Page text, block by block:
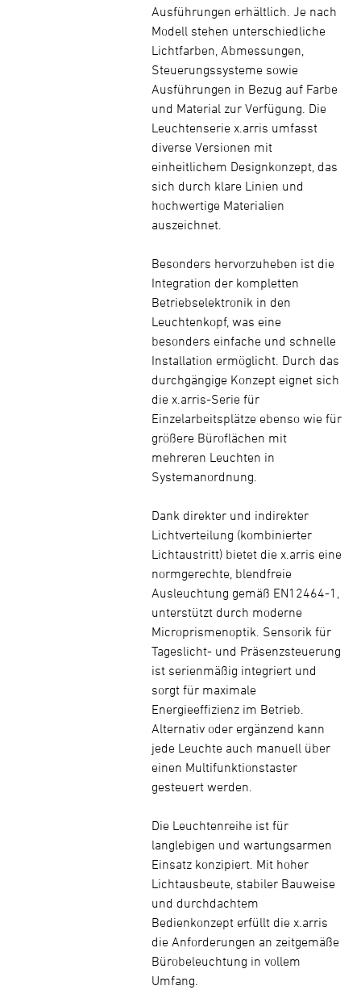
Ausführungen erhältlich. Je nach
Modell stehen unterschiedliche
Lichtfarben, Abmessungen,
Steuerungssysteme sowie
Ausführungen in Bezug auf Farbe
und Material zur Verfügung. Die
Leuchtenserie x.arris umfasst
diverse Versionen mit
einheitlichem Designkonzept, das
sich durch klare Linien und
hochwertige Materialien
auszeichnet.
Besonders hervorzuheben ist die
Integration der kompletten
Betriebselektronik in den
Leuchtenkopf, was eine
besonders einfache und schnelle
Installation ermöglicht. Durch das
durchgängige Konzept eignet sich
die x.arris-Serie für
Einzelarbeitsplätze ebenso wie für
größere Büroflächen mit
mehreren Leuchten in
Systemanordnung.
Dank direkter und indirekter
Lichtverteilung (kombinierter
Lichtaustritt) bietet die x.arris eine
normgerechte, blendfreie
Ausleuchtung gemäß EN12464-1,
unterstützt durch moderne
Microprismenoptik. Sensorik für
Tageslicht- und Präsenzsteuerung
ist serienmäßig integriert und
sorgt für maximale
Energieeffizienz im Betrieb.
Alternativ oder ergänzend kann
jede Leuchte auch manuell über
einen Multifunktionstaster
gesteuert werden.
Die Leuchtenreihe ist für
langlebigen und wartungsarmen
Einsatz konzipiert. Mit hoher
Lichtausbeute, stabiler Bauweise
und durchdachtem
Bedienkonzept erfüllt die x.arris
die Anforderungen an zeitgemäße
Bürobeleuchtung in vollem
Umfang.